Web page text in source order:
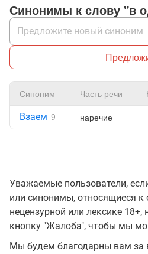
Синонимы к слову "в
Синоним Часть речи
Взаем 9 наречие
Уважаемые пользователи,
или синонимы, относящиеся к
нецензурной или лексике
кнопку "Жалоба", чтобы мы
Мы будем благодарны вам за